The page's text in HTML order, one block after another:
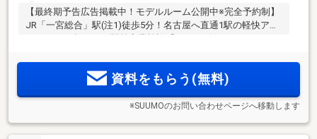
【最終期予告広告掲載中！モデルルーム公開中※完全予約制】
JR「一宮総合」駅(注1)徒歩5分！名古屋へ直通1駅の軽快アク
計！進化する駅前の便利さと、落ち着いた住み心地。両方を
資料をもらう(無料)
※SUUMOのお問い合わせページへ移動します